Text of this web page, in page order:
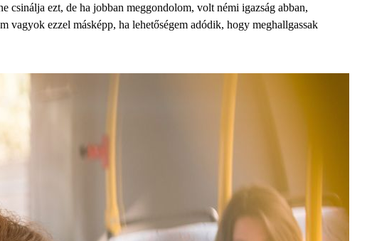
csinálja ezt, de ha jobban meggondolom, volt némi igazság abban,
vagyok ezzel másképp, ha lehetőségem adódik, hogy meghallgassak